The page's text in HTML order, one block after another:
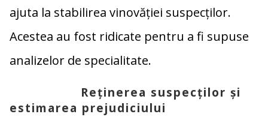
ajuta la stabilirea vinovăției suspecților.
Acestea au fost ridicate pentru a fi supuse
analizelor de specialitate.
Reținerea suspecților și
estimarea prejudiciului